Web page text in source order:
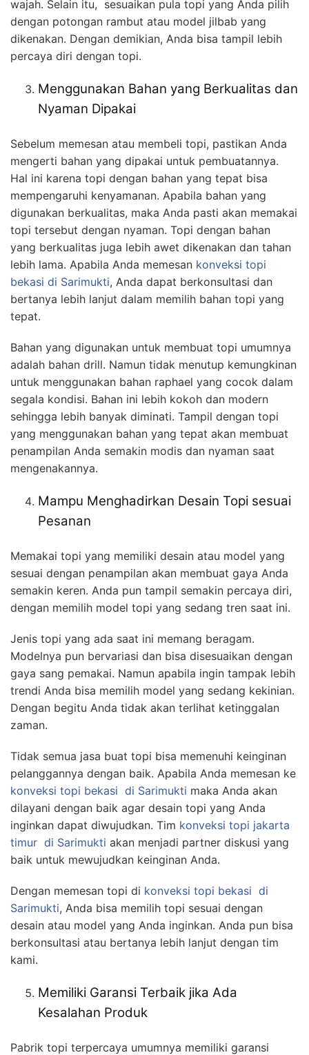
wajah. Selain itu, sesuaikan pula topi yang Anda pilih
dengan potongan rambut atau model jilbab yang
dikenakan. Dengan demikian, Anda bisa tampil lebih
percaya diri dengan topi.
Menggunakan Bahan yang Berkualitas dan
Nyaman Dipakai
Sebelum memesan atau membeli topi, pastikan Anda
mengerti bahan yang dipakai untuk pembuatannya.
Hal ini karena topi dengan bahan yang tepat bisa
mempengaruhi kenyamanan. Apabila bahan yang
digunakan berkualitas, maka Anda pasti akan memakai
topi tersebut dengan nyaman. Topi dengan bahan
yang berkualitas juga lebih awet dikenakan dan tahan
lebih lama. Apabila Anda memesan konveksi topi
bekasi di Sarimukti, Anda dapat berkonsultasi dan
bertanya lebih lanjut dalam memilih bahan topi yang
tepat.
Bahan yang digunakan untuk membuat topi umumnya
adalah bahan drill. Namun tidak menutup kemungkinan
untuk menggunakan bahan raphael yang cocok dalam
segala kondisi. Bahan ini lebih kokoh dan modern
sehingga lebih banyak diminati. Tampil dengan topi
yang menggunakan bahan yang tepat akan membuat
penampilan Anda semakin modis dan nyaman saat
mengenakannya.
Mampu Menghadirkan Desain Topi sesuai
Pesanan
Memakai topi yang memiliki desain atau model yang
sesuai dengan penampilan akan membuat gaya Anda
semakin keren. Anda pun tampil semakin percaya diri,
dengan memilih model topi yang sedang tren saat ini.
Jenis topi yang ada saat ini memang beragam.
Modelnya pun bervariasi dan bisa disesuaikan dengan
gaya sang pemakai. Namun apabila ingin tampak lebih
trendi Anda bisa memilih model yang sedang kekinian.
Dengan begitu Anda tidak akan terlihat ketinggalan
zaman.
Tidak semua jasa buat topi bisa memenuhi keinginan
pelanggannya dengan baik. Apabila Anda memesan ke
konveksi topi bekasi di Sarimukti maka Anda akan
dilayani dengan baik agar desain topi yang Anda
inginkan dapat diwujudkan. Tim konveksi topi jakarta
timur di Sarimukti akan menjadi partner diskusi yang
baik untuk mewujudkan keinginan Anda.
Dengan memesan topi di konveksi topi bekasi di
Sarimukti, Anda bisa memilih topi sesuai dengan
desain atau model yang Anda inginkan. Anda pun bisa
berkonsultasi atau bertanya lebih lanjut dengan tim
kami.
Memiliki Garansi Terbaik jika Ada
Kesalahan Produk
Pabrik topi terpercaya umumnya memiliki garansi